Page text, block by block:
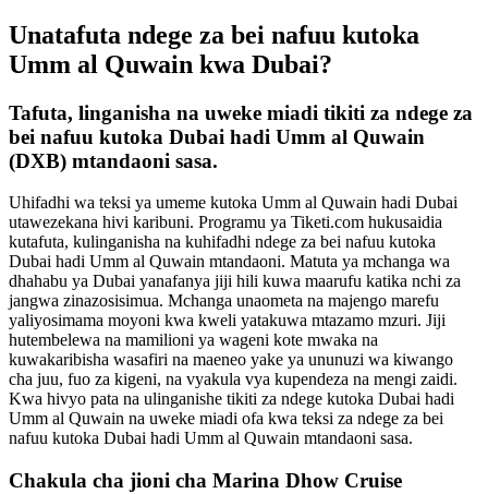
Unatafuta ndege za bei nafuu kutoka
Umm al Quwain kwa Dubai?
Tafuta, linganisha na uweke miadi tikiti za ndege za
bei nafuu kutoka Dubai hadi Umm al Quwain
(DXB) mtandaoni sasa.
Uhifadhi wa teksi ya umeme kutoka Umm al Quwain hadi Dubai
utawezekana hivi karibuni. Programu ya Tiketi.com hukusaidia
kutafuta, kulinganisha na kuhifadhi ndege za bei nafuu kutoka
Dubai hadi Umm al Quwain mtandaoni. Matuta ya mchanga wa
dhahabu ya Dubai yanafanya jiji hili kuwa maarufu katika nchi za
jangwa zinazosisimua. Mchanga unaometa na majengo marefu
yaliyosimama moyoni kwa kweli yatakuwa mtazamo mzuri. Jiji
hutembelewa na mamilioni ya wageni kote mwaka na
kuwakaribisha wasafiri na maeneo yake ya ununuzi wa kiwango
cha juu, fuo za kigeni, na vyakula vya kupendeza na mengi zaidi.
Kwa hivyo pata na ulinganishe tikiti za ndege kutoka Dubai hadi
Umm al Quwain na uweke miadi ofa kwa teksi za ndege za bei
nafuu kutoka Dubai hadi Umm al Quwain mtandaoni sasa.
Chakula cha jioni cha Marina Dhow Cruise